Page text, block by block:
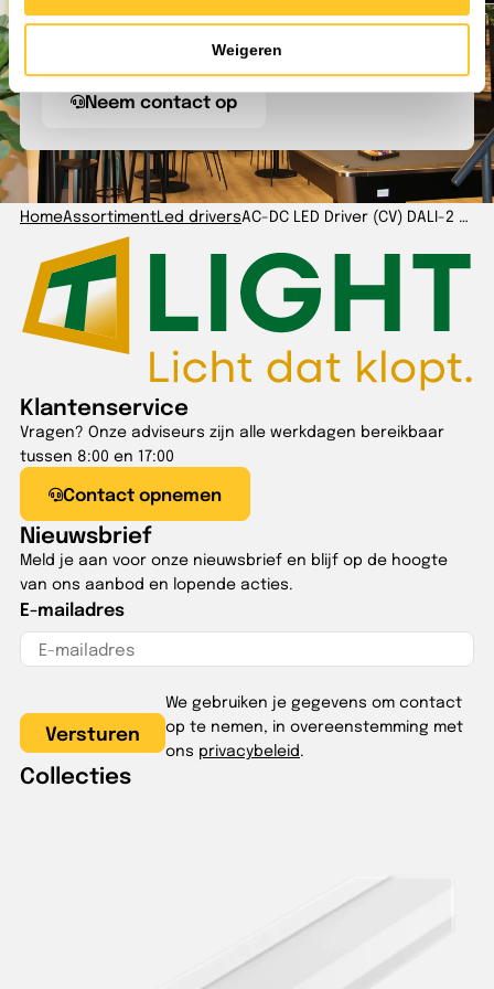
Weigeren
lichtspecialisten kunnen je alles vertellen over ons
mogelijkheden te bespreken.
Neem contact op
HomeAssortimentLed driversAC-DC LED Driver (CV) DALI-2 Dim 60W 24V
Klantenservice
Vragen? Onze adviseurs zijn alle werkdagen bereikbaar
tussen 8:00 en 17:00
Contact opnemen
Nieuwsbrief
Meld je aan voor onze nieuwsbrief en blijf op de hoogte
van ons aanbod en lopende acties.
E-mailadres
We gebruiken je gegevens om contact
op te nemen, in overeenstemming met
ons privacybeleid.
Collecties